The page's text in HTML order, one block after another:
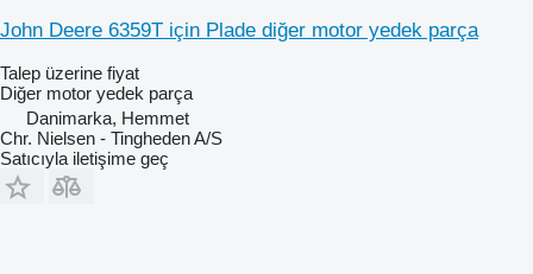
John Deere 6359T için Plade diğer motor yedek parça
Talep üzerine fiyat
Diğer motor yedek parça
Danimarka, Hemmet
Chr. Nielsen - Tingheden A/S
Satıcıyla iletişime geç